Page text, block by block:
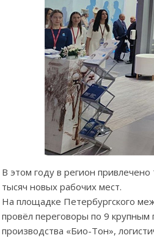
В этом году в регион
тысяч новых рабочих мест.
На площадке Петербургского
провёл переговоры по 9 крупным
производства «Био-Тон»,